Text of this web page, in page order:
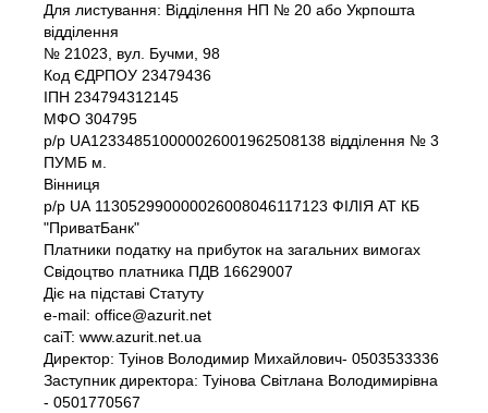
Для листування: Відділення НП № 20 або Укрпошта
відділення
№ 21023, вул. Бучми, 98
Код ЄДРПОУ 23479436
IПH 234794312145
МФО 304795
р/р UA123348510000026001962508138 відділення № 3
ПУМБ м.
Вінниця
р/р UА 113052990000026008046117123 ФІЛІЯ АТ КБ
"ПриватБанк"
Платники податку на прибуток на загальних вимогах
Свідоцтво платника ПДВ 16629007
Діє на підставі Статуту
e-mail: office@azurit.net
caiT: www.azurit.net.ua
Директор: Туінов Володимир Михайлович- 0503533336
Заступник директора: Туінова Світлана Володимирівна
- 0501770567